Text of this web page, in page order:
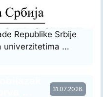
Republike Srbije
univerzitetima …
31.07.2026.